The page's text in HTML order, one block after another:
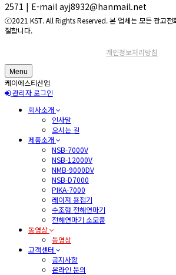
2571 | E-mail ayj8932@hanmail.net
ⓒ2021 KST. All Rights Reserved. 본 업체는 모든 광고전
절합니다.
개인정보처리방침
Menu
케이에스티산업
관리자 로그인
회사소개
인사말
오시는 길
제품소개
NSB-7000V
NSB-12000V
NMB-9000DV
NSB-D7000
PIKA-7000
레이져 용접기
수조형 전해연마기
전해연마기 소모품
동영상
동영상
고객센터
공지사항
온라인 문의